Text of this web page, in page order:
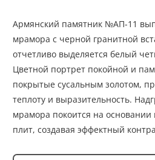
Армянский памятник №АП-11
мрамора с черной гранитной
отчетливо выделяется белый
Цветной портрет покойной и
покрытые сусальным золотом,
теплоту и выразительность.
мрамора покоится на
плит, создавая эффектный